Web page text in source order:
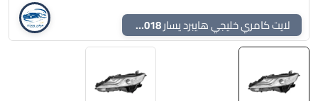
لايت كامري خليجي هايبرد يسار 2018-2024